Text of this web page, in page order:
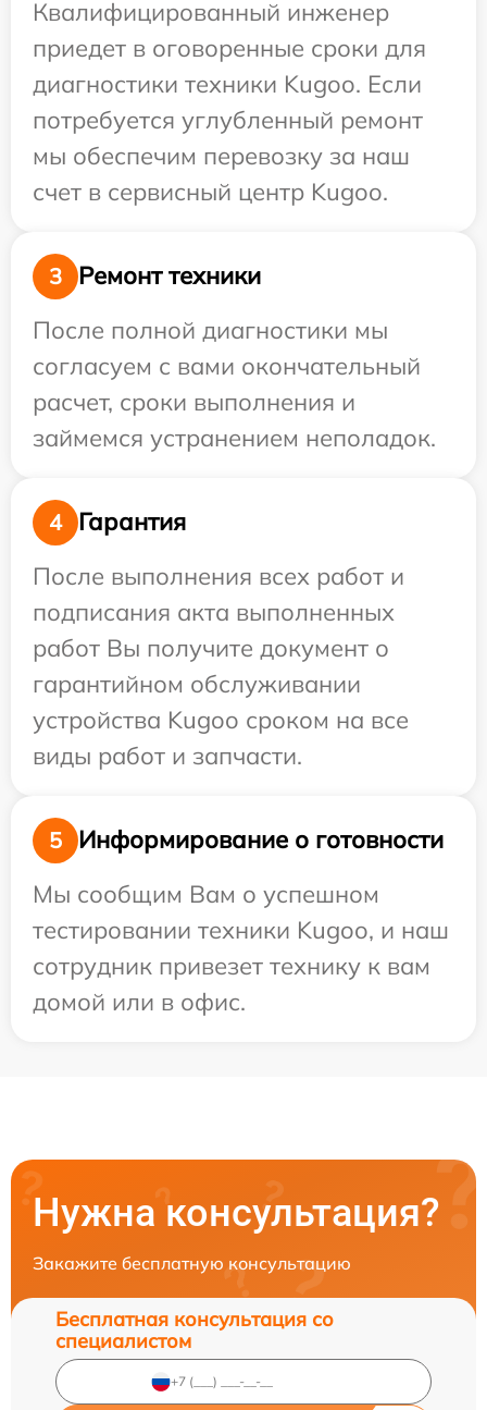
Квалифицированный инженер
приедет в оговоренные сроки для
диагностики техники Kugoo. Если
потребуется углубленный ремонт
мы обеспечим перевозку за наш
счет в сервисный центр Kugoo.
3
Ремонт техники
После полной диагностики мы
согласуем с вами окончательный
расчет, сроки выполнения и
займемся устранением неполадок.
4
Гарантия
После выполнения всех работ и
подписания акта выполненных
работ Вы получите документ о
гарантийном обслуживании
устройства Kugoo сроком на все
виды работ и запчасти.
5
Информирование о готовности
Мы сообщим Вам о успешном
тестировании техники Kugoo, и наш
сотрудник привезет технику к вам
домой или в офис.
Нужна консультация?
Закажите бесплатную консультацию
Бесплатная консультация со
специалистом